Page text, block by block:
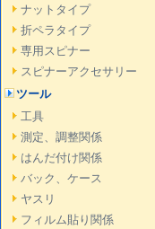
ナットタイプ
折ペラタイプ
専用スピナー
スピナーアクセサリー
ツール
工具
測定、調整関係
はんだ付け関係
バック、ケース
ヤスリ
フィルム貼り関係